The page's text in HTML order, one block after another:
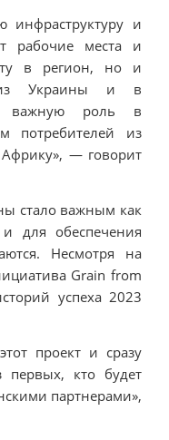
инфраструктуру и
рабочие места и
в регион, но и
из Украины и в
важную роль в
потребителей из
Африку», — говорит
стало важным как
для обеспечения
Несмотря на
Grain from
успеха 2023
проект и сразу
первых, кто будет
партнерами»,